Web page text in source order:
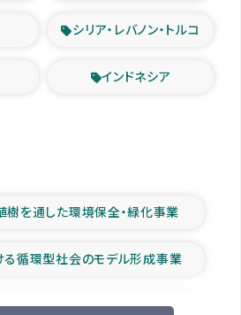
シリア・レバノン・トルコ
インドネシア
樹を通した環境保全・緑化事業
る循環型社会のモデル形成事業
アー参加者の声